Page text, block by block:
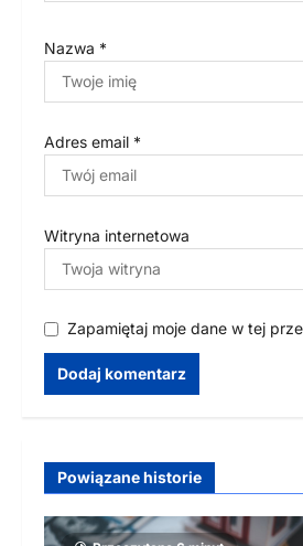
Nazwa *
Adres email *
Witryna internetowa
Zapamiętaj moje dane w tej
Powiązane historie